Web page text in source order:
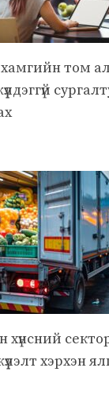
том
хэрхэн